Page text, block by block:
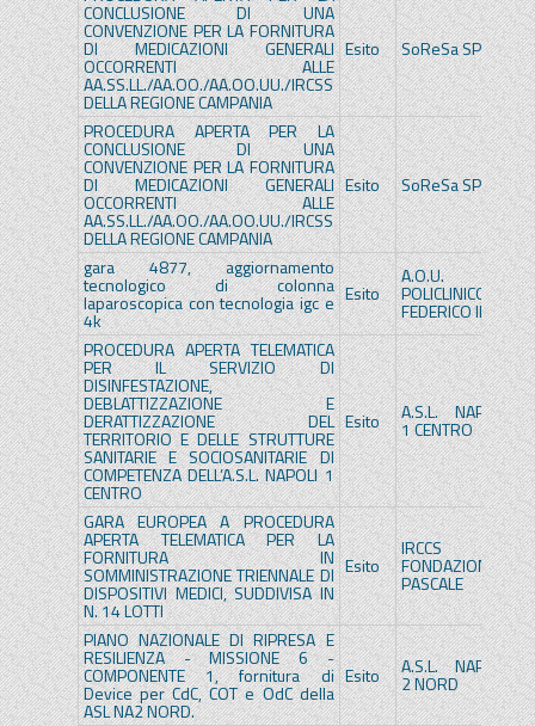
CONCLUSIONE DI UNA
CONVENZIONE PER LA FORNITURA
DI MEDICAZIONI GENERALI
OCCORRENTI ALLE
AA.SS.LL./AA.OO./AA.OO.UU./IRCSS
DELLA REGIONE CAMPANIA
Esito SoReSa SPA
PROCEDURA APERTA PER LA
CONCLUSIONE DI UNA
CONVENZIONE PER LA FORNITURA
DI MEDICAZIONI GENERALI
OCCORRENTI ALLE
AA.SS.LL./AA.OO./AA.OO.UU./IRCSS
DELLA REGIONE CAMPANIA
Esito SoReSa SPA
gara 4877, aggiornamento
tecnologico di colonna
laparoscopica con tecnologia igc e
4k
Esito
A.O.U.
POLICLINICO
FEDERICO II
PROCEDURA APERTA TELEMATICA
PER IL SERVIZIO DI
DISINFESTAZIONE,
DEBLATTIZZAZIONE E
DERATTIZZAZIONE DEL
TERRITORIO E DELLE STRUTTURE
SANITARIE E SOCIOSANITARIE DI
COMPETENZA DELL’A.S.L. NAPOLI 1
CENTRO
Esito A.S.L. NAPOLI
1 CENTRO 1
GARA EUROPEA A PROCEDURA
APERTA TELEMATICA PER LA
FORNITURA IN
SOMMINISTRAZIONE TRIENNALE DI
DISPOSITIVI MEDICI, SUDDIVISA IN
N. 14 LOTTI
Esito
IRCCS
FONDAZIONE
PASCALE
PIANO NAZIONALE DI RIPRESA E
RESILIENZA - MISSIONE 6 -
COMPONENTE 1, fornitura di
Device per CdC, COT e OdC della
ASL NA2 NORD.
Esito A.S.L. NAPOLI
2 NORD 2